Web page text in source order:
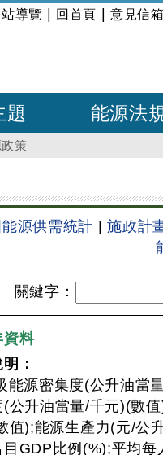
導覽 回首頁 意見信箱
題 能源法
策
源供需統計 |施政計
關鍵字 ：
資料
：
能源密集度(公升油當
(公升油當量/千元)(數
值);能源生產力(元/公
目GDP比例(%);平均